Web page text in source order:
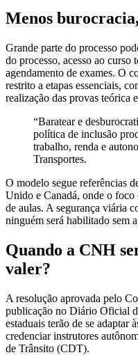
Menos
Grande parte do processo
do processo, acesso ao curso
agendamento de exames. O
restrito a etapas essenciais,
realização das provas teórica
“Baratear e
política de inclusão
trabalho, renda e
Transportes.​
O modelo segue referências
Unido e Canadá, onde o foco
de aulas. A segurança viária
ninguém será habilitado sem
Quando a CNH
valer?
A resolução aprovada pelo
publicação no Diário Oficial
estaduais terão de se adaptar
credenciar instrutores
de Trânsito (CDT).​